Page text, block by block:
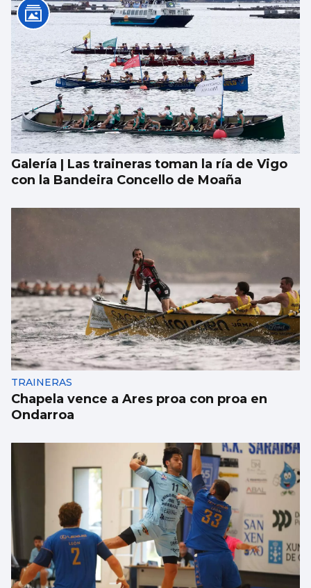
Galería | Las traineras toman la ría de Vigo
con la Bandeira Concello de Moaña
TRAINERAS
Chapela vence a Ares proa con proa en
Ondarroa